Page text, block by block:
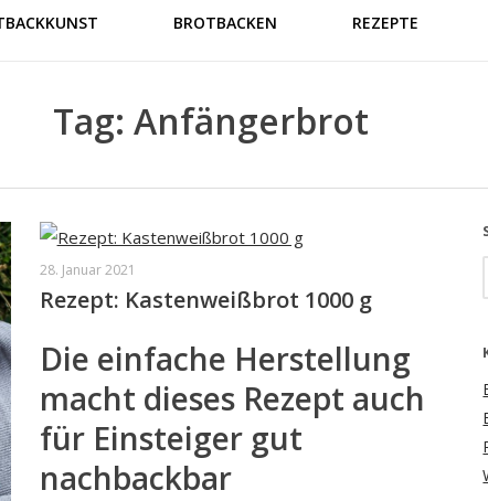
BROTBACKEN REZEPTE
Tag: Anfängerbrot
28. Januar 2021
Rezept: Kastenweißbrot 1000 g
Die einfache Herstellung
macht dieses Rezept auch
für Einsteiger gut
nachbackbar